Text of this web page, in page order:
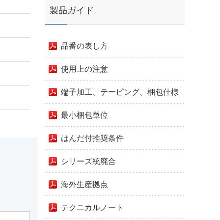
製品ガイド
品番の表し方
使用上の注意
端子加工、テーピング、梱包仕様
最小梱包単位
はんだ付推奨条件
シリーズ統廃合
海外生産拠点
テクニカルノート